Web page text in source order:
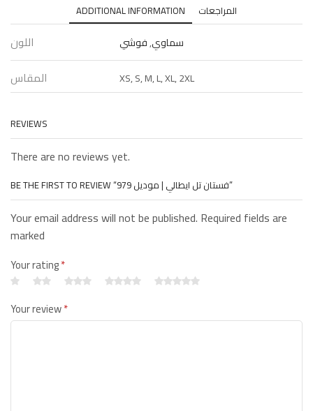
ADDITIONAL INFORMATION المراجعات
اللون سماوي,فوشي
المقاس XS, S, M, L, XL, 2XL
REVIEWS
There are no reviews yet.
BE THE FIRST TO REVIEW “فستان تل ايطالي | موديل 979”
Your email address will not be published. Required fields are
marked
Your rating*
Your review*